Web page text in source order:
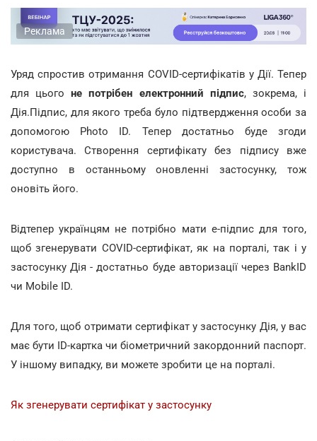
Реклама
Уряд спростив отримання COVID-сертифікатів у Дії. Тепер
для цього не потрібен електронний підпис, зокрема, і
Дія.Підпис, для якого треба було підтвердження особи за
допомогою Photo ID. Тепер достатньо буде згоди
користувача. Створення сертифікату без підпису вже
доступно в останньому оновленні застосунку, тож
оновіть його.
Відтепер українцям не потрібно мати е-підпис для того,
щоб згенерувати COVID-сертифікат, як на порталі, так і у
застосунку Дія - достатньо буде авторизації через BankID
чи Mobile ID.
Для того, щоб отримати сертифікат у застосунку Дія, у вас
має бути ID-картка чи біометричний закордонний паспорт.
У іншому випадку, ви можете зробити це на порталі.
Як згенерувати сертифікат у застосунку